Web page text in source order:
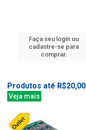
Faça seu login ou
cadastre-se para
comprar.
Produtos até R$20,00
Veja mais